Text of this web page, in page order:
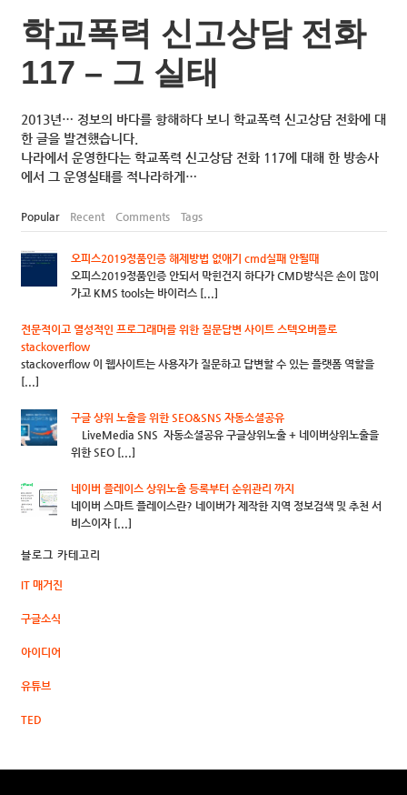
학교폭력 신고상담 전화
117 – 그 실태
2013년… 정보의 바다를 항해하다 보니 학교폭력 신고상담 전화에 대
한 글을 발견했습니다.
나라에서 운영한다는 학교폭력 신고상담 전화 117에 대해 한 방송사
에서 그 운영실태를 적나라하게…
Popular Recent Comments Tags
오피스2019정품인증 해제방법 없애기 cmd실패 안될때
오피스2019정품인증 안되서 막힌건지 하다가 CMD방식은 손이 많이
가고 KMS tools는 바이러스 [...]
전문적이고 열성적인 프로그래머를 위한 질문답변 사이트 스텍오버플로
stackoverflow
stackoverflow 이 웹사이트는 사용자가 질문하고 답변할 수 있는 플랫폼 역할을
[...]
구글 상위 노출을 위한 SEO&SNS 자동소셜공유
LiveMedia SNS 자동소셜공유 구글상위노출 + 네이버상위노출을
위한 SEO [...]
네이버 플레이스 상위노출 등록부터 순위관리 까지
네이버 스마트 플레이스란? 네이버가 제작한 지역 정보검색 및 추천 서
비스이자 [...]
블로그 카테고리
IT 매거진
구글소식
아이디어
유튜브
TED